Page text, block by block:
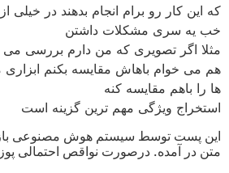
که این کار رو برام انجام بدهند در خیلی
خب یه سری مشکلات داشتن
مثلا اگر تصویری که من دارم بررسی می
هم می خوام باهاش مقایسه بکنم
ها را باهم مقایسه کنه
استخراج ویژگی مهم ترین گزینه است
این پست توسط سیستم هوش مصنوعی
متن در آمده. درصورت نواقص احتمالی